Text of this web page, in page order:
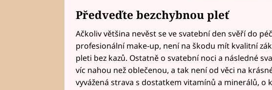
Předveďte bezchybnou pleť
Ačkoliv většina nevěst se ve svatební den svěří do
profesionální make-up, není na škodu mít kvalitní
pleti bez kazů. Ostatně o svatební noci a následné
víc nahou než oblečenou, a tak není od věci na
vyvážená strava s dostatkem vitamínů a minerálů, o